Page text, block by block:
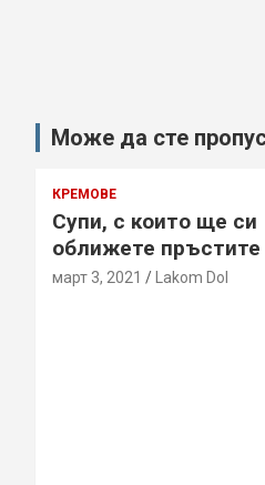
на
страници
Може да сте
КРЕМОВЕ
Супи, с които ще си
оближете пръстите
март 3, 2021 Lakom Dol